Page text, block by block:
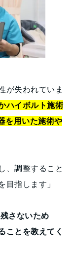
が失われていま
ハイボルト施術
を用いた施術や
、調整すること
目指します」
さないため
ことを教えてく